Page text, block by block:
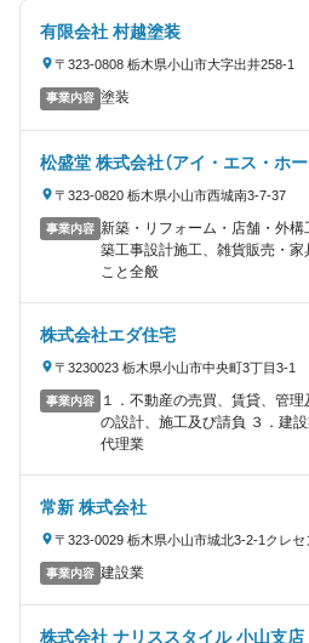
有限会社 村越塗装
〒323-0808 栃木県小山市大字出井258-1
事業内容 塗装
松盛堂 株式会社（アイ・エス・ホー
〒323-0820 栃木県小山市西城南3-7-37
事業内容 新築・リフォーム・店舗・外
築工事設計施工、雑貨販売・
こと全般
株式会社エダ住宅
〒3230023 栃木県小山市中央町3丁目3-1
事業内容
１．不動産の売買、賃貸、管理及びその
の設計、施工及び請負 ３．建設業 ４．生命保険・損害保険
代理業
常新 株式会社
〒323-0029 栃木県小山市城北3-2-1クレ
事業内容 建設業
株式会社 ナリススタイル 小山支店